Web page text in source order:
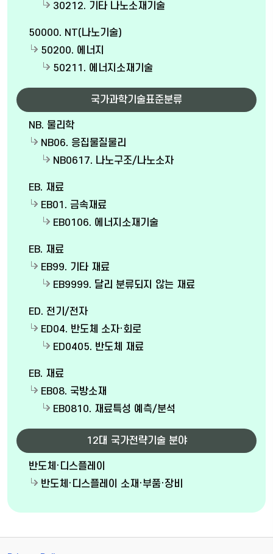
30212. 기타 나노소재기술
50000. NT(나노기술)
50200. 에너지
50211. 에너지소재기술
국가과학기술표준분류
NB. 물리학
NB06. 응집물질물리
NB0617. 나노구조/나노소자
EB. 재료
EB01. 금속재료
EB0106. 에너지소재기술
EB. 재료
EB99. 기타 재료
EB9999. 달리 분류되지 않는 재료
ED. 전기/전자
ED04. 반도체 소자·회로
ED0405. 반도체 재료
EB. 재료
EB08. 국방소재
EB0810. 재료특성 예측/분석
12대 국가전략기술 분야
반도체·디스플레이
반도체·디스플레이 소재·부품·장비